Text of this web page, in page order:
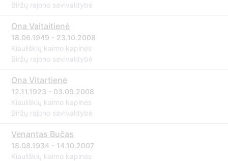
Biržų rajono savivaldybė
Ona Vaitaitienė
18.06.1949 - 23.10.2008
Kiauliškių kaimo kapinės
Biržų rajono savivaldybė
Ona Vitartienė
12.11.1923 - 03.09.2008
Kiauliškių kaimo kapinės
Biržų rajono savivaldybė
Venantas Bučas
18.08.1934 - 14.10.2007
Kiauliškių kaimo kapinės